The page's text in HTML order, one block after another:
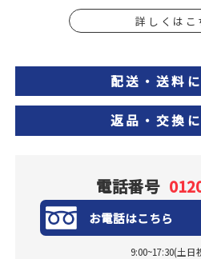
詳しくはこ
配送・送料
返品・交換
電話番号
お電話はこちら
9:00~17:30(土日